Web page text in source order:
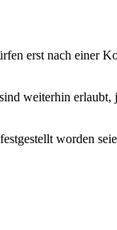
erst nach einer
weiterhin erlaubt,
worden